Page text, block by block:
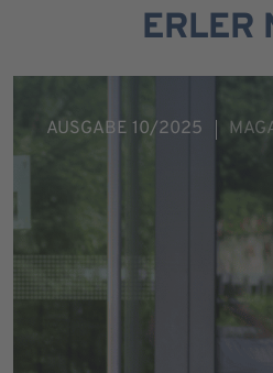
ERLER
AUSGABE 10/2025